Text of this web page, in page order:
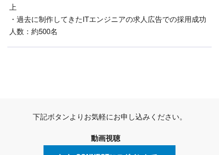
上
・過去に制作してきたITエンジニアの求人広告での採用成功
人数：約500名
下記ボタンよりお気軽にお申し込みください。
動画視聴